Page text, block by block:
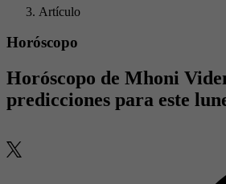
Artículo
Horóscopo
Horóscopo de Mhoni
predicciones para este